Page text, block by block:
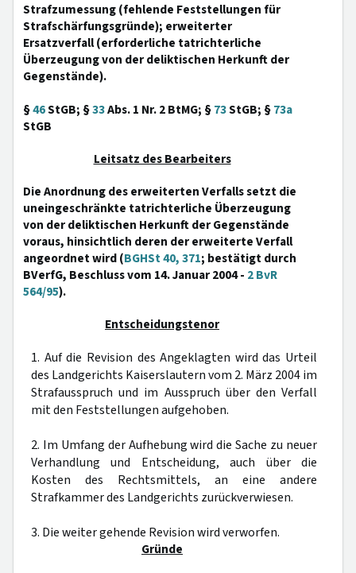
Strafzumessung (fehlende Feststellungen für
Strafschärfungsgründe); erweiterter
Ersatzverfall (erforderliche tatrichterliche
Überzeugung von der deliktischen Herkunft der
Gegenstände).
§46StGB; §33Abs. 1 Nr. 2 BtMG; §73StGB; §73a
StGB
Leitsatz des Bearbeiters
Die Anordnung des erweiterten Verfalls setzt die
uneingeschränkte tatrichterliche Überzeugung
von der deliktischen Herkunft der Gegenstände
voraus, hinsichtlich deren der erweiterte Verfall
angeordnet wird (BGHSt 40, 371; bestätigt durch
BVerfG, Beschluss vom 14. Januar 2004 - 2 BvR
564/95).
Entscheidungstenor
1. Auf die Revision des Angeklagten wird das Urteil
des Landgerichts Kaiserslautern vom 2. März 2004 im
Strafausspruch und im Ausspruch über den Verfall
mit den Feststellungen aufgehoben.
2. Im Umfang der Aufhebung wird die Sache zu neuer
Verhandlung und Entscheidung, auch über die
Kosten des Rechtsmittels, an eine andere
Strafkammer des Landgerichts zurückverwiesen.
3. Die weiter gehende Revision wird verworfen.
Gründe